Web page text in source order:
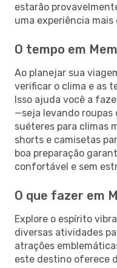
estarão
uma experiência
O tempo em
Ao planejar sua
verificar o clima e as
Isso ajuda você a
—seja levando roupas
suéteres para climas
shorts e camisetas
boa preparação
confortável e sem
O que fazer em
Explore o espírito
diversas atividades
atrações
este destino oferece